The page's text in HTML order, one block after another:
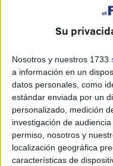
Su
Nosotros y nuestros 1733
a información en un
datos personales, como
estándar enviada por un
personalizado, medición
investigación de
permiso, nosotros y
localización geográfica
características de
Sección de
Consumo, que trató de
la actividad, con el fin
por parte de todas las
orientación
Todo ello desde que la
el concurso voluntario
número 2 de lo
Servicio de Consumo
que el correspondiente